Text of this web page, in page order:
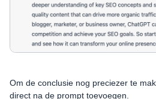
Om de conclusie nog preciezer te
direct na de prompt toevoegen.